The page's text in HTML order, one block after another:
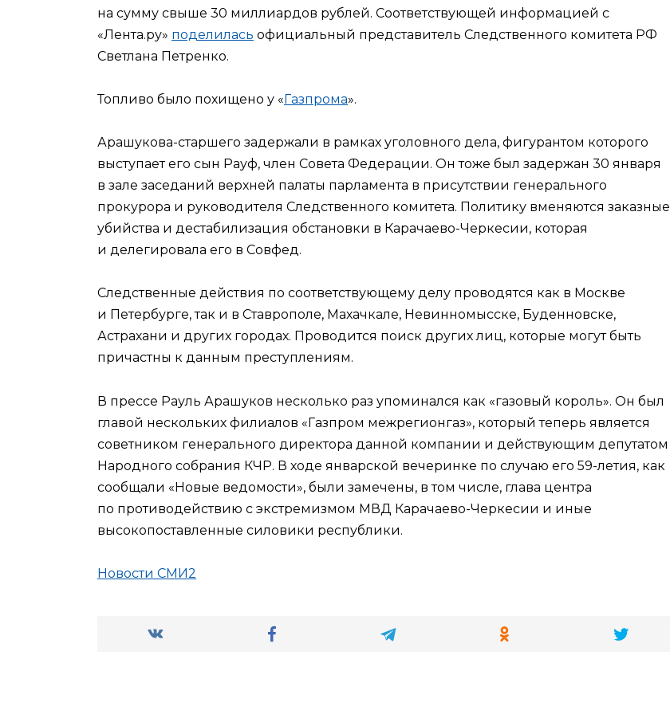
на сумму свыше 30 миллиардов рублей. Соответствующей информацией с
«Лента.ру» поделилась официальный представитель Следственного комитета РФ
Светлана Петренко.
Топливо было похищено у «Газпрома».
Арашукова-старшего задержали в рамках уголовного дела, фигурантом которого
выступает его сын Рауф, член Совета Федерации. Он тоже был задержан 30 января
в зале заседаний верхней палаты парламента в присутствии генерального
прокурора и руководителя Следственного комитета. Политику вменяются заказные
убийства и дестабилизация обстановки в Карачаево-Черкесии, которая
и делегировала его в Совфед.
Следственные действия по соответствующему делу проводятся как в Москве
и Петербурге, так и в Ставрополе, Махачкале, Невинномысске, Буденновске,
Астрахани и других городах. Проводится поиск других лиц, которые могут быть
причастны к данным преступлениям.
В прессе Рауль Арашуков несколько раз упоминался как «газовый король». Он был
главой нескольких филиалов «Газпром межрегионгаз», который теперь является
советником генерального директора данной компании и действующим депутатом
Народного собрания КЧР. В ходе январской вечеринке по случаю его 59-летия, как
сообщали «Новые ведомости», были замечены, в том числе, глава центра
по противодействию с экстремизмом МВД Карачаево-Черкесии и иные
высокопоставленные силовики республики.
Новости СМИ2